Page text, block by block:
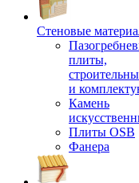
Стеновые
плиты,
и
Камень
Плиты OSB
Фанера